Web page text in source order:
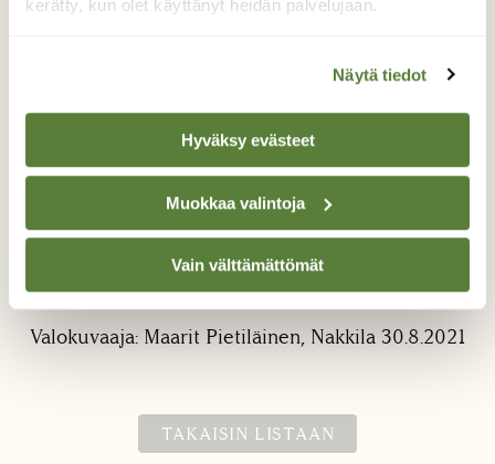
kerätty, kun olet käyttänyt heidän palvelujaan.
Näytä tiedot
Hyväksy evästeet
Muokkaa valintoja
Vain välttämättömät
Valkoapilaa!
Valkoapilaa, kuin keväällä! Nyt on ollut
todella paljon kasveja, jotka ovat alkaneet
kukkia uudemman kerran.
Valokuvaaja: Maarit Pietiläinen, Nakkila 30.8.2021
TAKAISIN LISTAAN